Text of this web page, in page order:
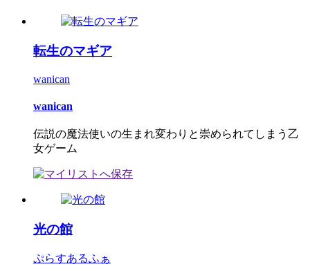
転生のマギア
wanican
wanican
伝説の魔法使いの生まれ変わりと崇められてしまう乙
女ゲーム
光の館
ぷらすあるふぁ